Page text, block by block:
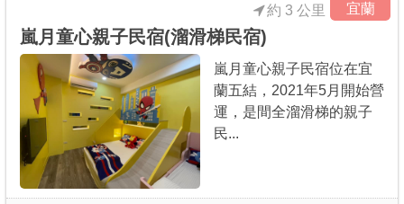
宜蘭
嵐月童心親子民宿(溜滑梯民宿)
約 3 公里
嵐月童心親子民宿位在宜
蘭五結，2021年5月開始營
運，是間全溜滑梯的親子
民...